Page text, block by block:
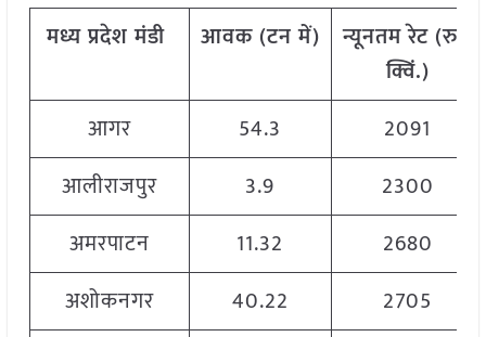
मध्यप्रदेश मंडी आवक(टनमें) न्यूनतमरेट(रु
क्विं.)
आगर
54.3
2091
आलीराजपुर
3.9
2300
अमरपाटन
11.32
2680
अशोकनगर
40.22
2705